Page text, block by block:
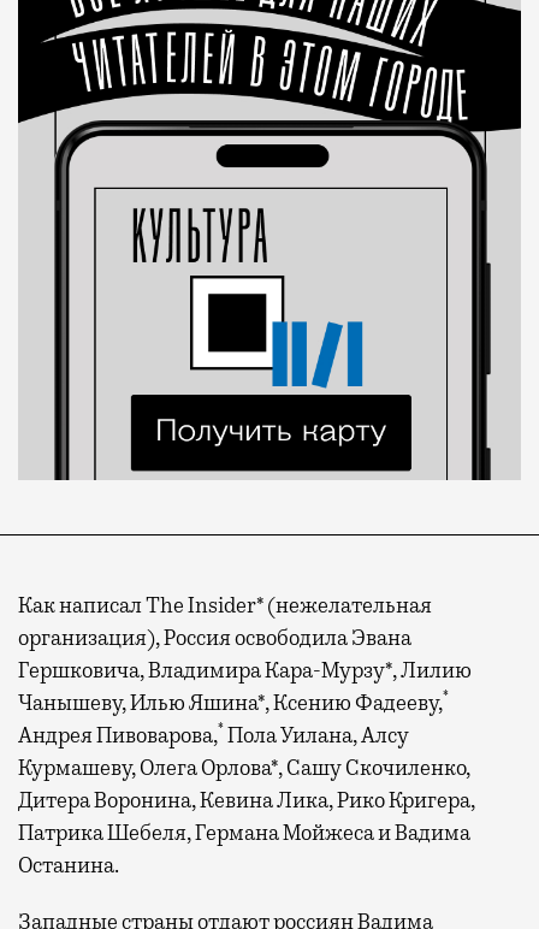
Как написал The Insider* (нежелательная
организация), Россия освободила Эвана
Гершковича, Владимира Кара-Мурзу*, Лилию
Чанышеву, Илью Яшина*, Ксению Фадееву,*
Андрея Пивоварова,*Пола Уилана, Алсу
Курмашеву, Олега Орлова*, Сашу Скочиленко,
Дитера Воронина, Кевина Лика, Рико Кригера,
Патрика Шебеля, Германа Мойжеса и Вадима
Останина.
Западные страны отдают россиян Вадима